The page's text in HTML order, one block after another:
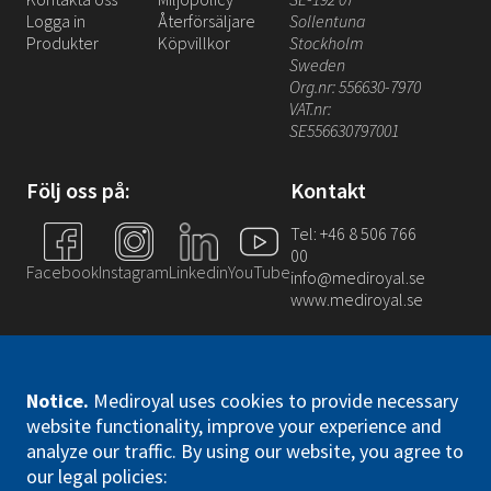
Logga in
Produkter
Återförsäljare
Köpvillkor
Sollentuna
Stockholm
Sweden
Org.nr: 556630-7970
VAT.nr:
SE556630797001
Följ oss på:
FacebookInstagramLinkedinYouTube
Kontakt
Tel: +46 8 506 766
00
info@mediroyal.se
www.mediroyal.se
Mediroyal Nordic AB. All right reserved
Notice. Mediroyal uses cookies to provide necessary
website functionality, improve your experience and
analyze our traffic. By using our website, you agree to
our legal policies: